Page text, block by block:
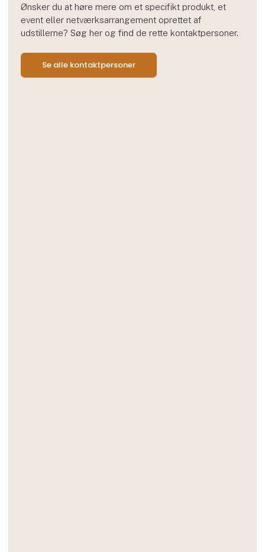
Ønsker du at høre mere om et specifikt produkt, et
event eller netværksarrangement oprettet af
udstillerne? Søg her og find de rette kontaktpersoner.
Se alle kontaktpersoner